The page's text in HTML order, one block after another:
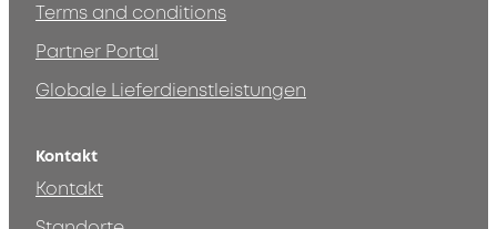
Terms and conditions
Partner Portal
Globale Lieferdienstleistungen
Kontakt
Kontakt